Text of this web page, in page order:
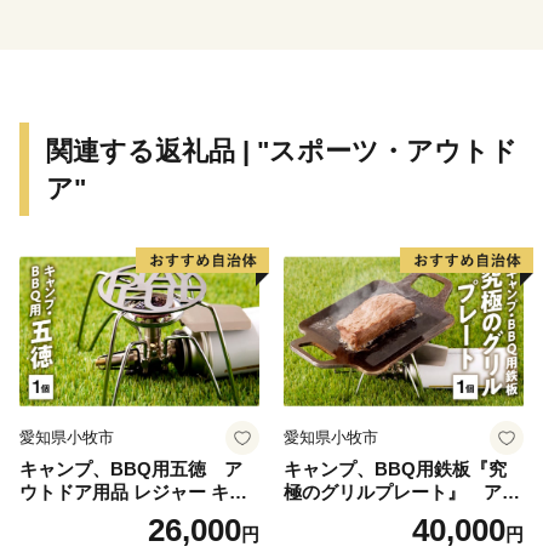
関連する返礼品 | "スポーツ・アウトド
ア"
愛知県小牧市
キャンプ、BBQ用五徳 ア
ウトドア用品 レジャー キャ
ンプ バーベキュー BBQ 五徳
26,000円
愛知県小牧市
キャンプ、BBQ用鉄板『究
極のグリルプレート』 アウ
トドア用品 レジャー キャン
プ バーベキュー BBQ 鉄板
40,000円